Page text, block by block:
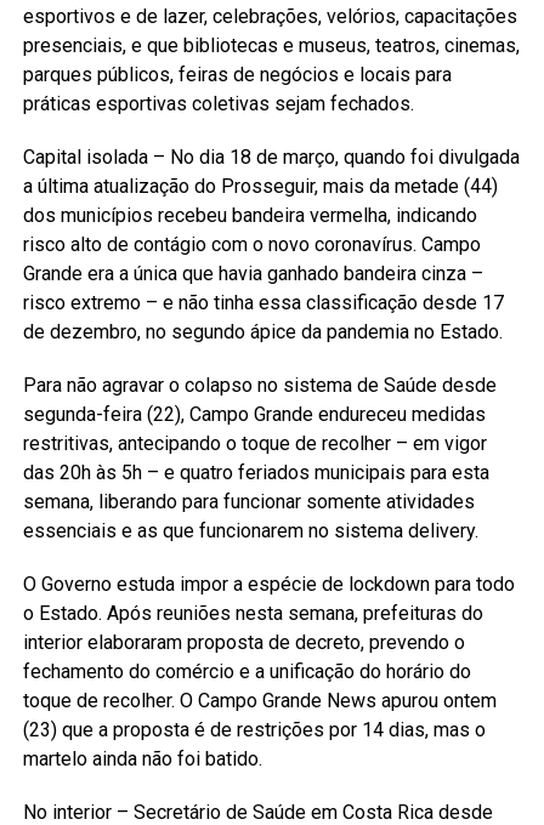
esportivos e de lazer, celebrações, velórios, capacitações
presenciais, e que bibliotecas e museus, teatros, cinemas,
parques públicos, feiras de negócios e locais para
práticas esportivas coletivas sejam fechados.
Capital isolada – No dia 18 de março, quando foi divulgada
a última atualização do Prosseguir, mais da metade (44)
dos municípios recebeu bandeira vermelha, indicando
risco alto de contágio com o novo coronavírus. Campo
Grande era a única que havia ganhado bandeira cinza –
risco extremo – e não tinha essa classificação desde 17
de dezembro, no segundo ápice da pandemia no Estado.
Para não agravar o colapso no sistema de Saúde desde
segunda-feira (22), Campo Grande endureceu medidas
restritivas, antecipando o toque de recolher – em vigor
das 20h às 5h – e quatro feriados municipais para esta
semana, liberando para funcionar somente atividades
essenciais e as que funcionarem no sistema delivery.
O Governo estuda impor a espécie de lockdown para todo
o Estado. Após reuniões nesta semana, prefeituras do
interior elaboraram proposta de decreto, prevendo o
fechamento do comércio e a unificação do horário do
toque de recolher. O Campo Grande News apurou ontem
(23) que a proposta é de restrições por 14 dias, mas o
martelo ainda não foi batido.
No interior – Secretário de Saúde em Costa Rica desde